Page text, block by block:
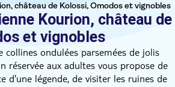
château de Kolossi, Omodos et vignobles
Kourion, château de
et vignobles
collines ondulées parsemées de jolis
réservée aux adultes vous propose de
d'une légende, de visiter les ruines de